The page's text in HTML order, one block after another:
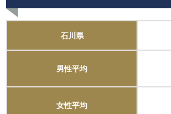
石川県
男性平均
女性平均